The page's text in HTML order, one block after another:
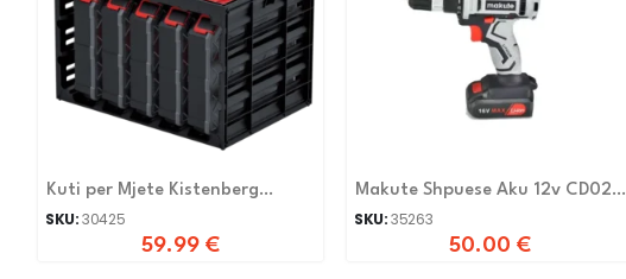
Kuti per Mjete Kistenberg
KTC30256B-S411
SKU:30425
59.99 €
Makute Shpuese Aku 12v CD027-
L
SKU:35263
50.00 €